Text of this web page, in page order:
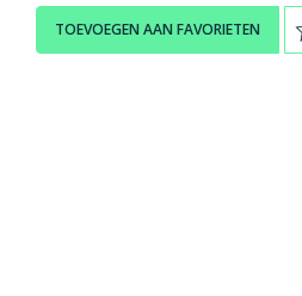
TOEVOEGEN AAN FAVORIETEN